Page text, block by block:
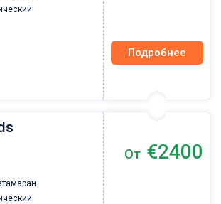
Подробнее
От €2400